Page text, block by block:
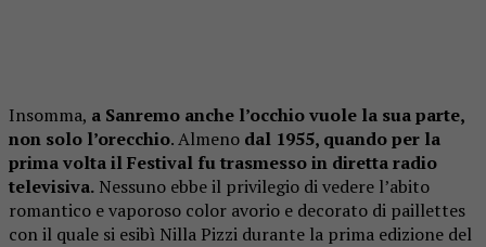
Insomma, a Sanremo anche l’occhio vuole la sua parte,
non solo l’orecchio. Almeno dal 1955, quando per la
prima volta il Festival fu trasmesso in diretta radio
televisiva. Nessuno ebbe il privilegio di vedere l’abito
romantico e vaporoso color avorio e decorato di paillettes
con il quale si esibì Nilla Pizzi durante la prima edizione del